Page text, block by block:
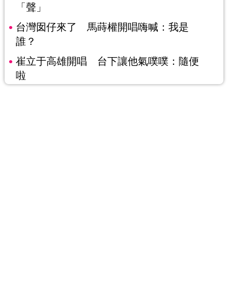
「聲」
台灣囡仔來了 馬蒔權開唱嗨喊：我是
誰？
崔立于高雄開唱 台下讓他氣噗噗：隨便
啦